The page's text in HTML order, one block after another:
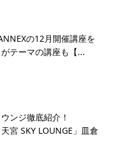
の12月開催講座を
テーマの講座も【...
ンジ徹底紹介！
天宮 SKY LOUNGE」皿倉